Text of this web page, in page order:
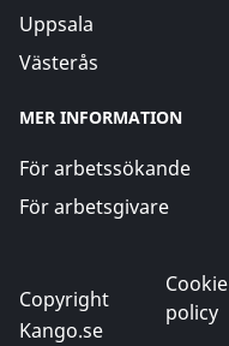
Uppsala
Västerås
MER INFORMATION
För arbetssökande
För arbetsgivare
Copyright
Kango.se
Cookie
policy